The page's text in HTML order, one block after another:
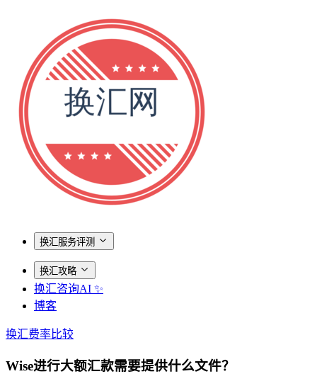
换汇服务评测
换汇攻略
换汇咨询AI ✨
博客
换汇费率比较
Wise进行大额汇款需要提供什么文件？